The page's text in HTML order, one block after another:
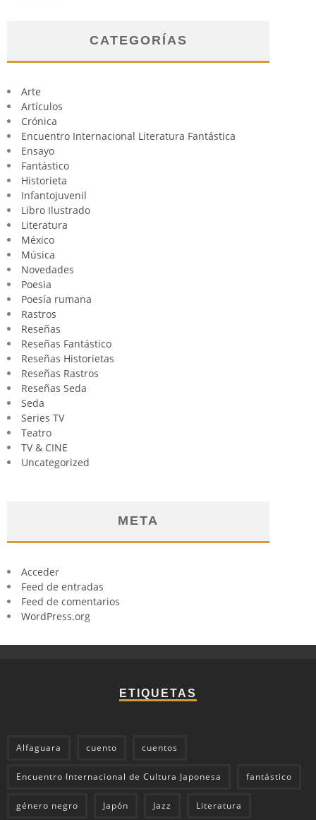
CATEGORÍAS
Arte
Artículos
Crónica
Encuentro Internacional Literatura Fantástica
Ensayo
Fantástico
Historieta
Infantojuvenil
Libro Ilustrado
Literatura
México
Música
Novedades
Poesia
Poesía rumana
Rastros
Reseñas
Reseñas Fantástico
Reseñas Historietas
Reseñas Rastros
Reseñas Seda
Seda
Series TV
Teatro
TV & CINE
Uncategorized
META
Acceder
Feed de entradas
Feed de comentarios
WordPress.org
ETIQUETAS
Alfaguara cuento cuentos
Encuentro Internacional de Cultura Japonesa fantástico
género negro Japón Jazz Literatura